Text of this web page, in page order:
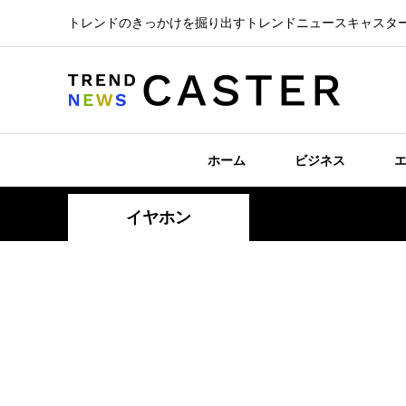
トレンドのきっかけを掘り出すトレンドニュースキャスタ
ホーム ビジネス
イヤホン